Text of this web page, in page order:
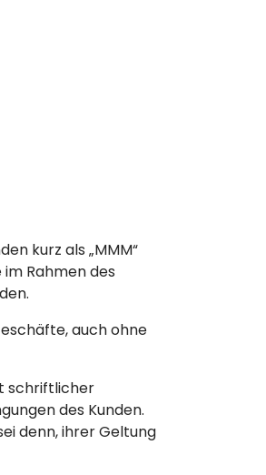
kurz als „MMM“
Rahmen des
auch ohne
schriftlicher
des Kunden.
denn, ihrer Geltung